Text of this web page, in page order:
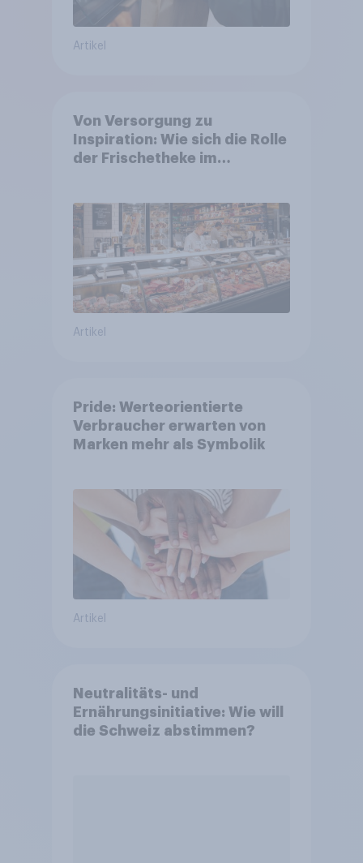
Artikel
Von Versorgung zu
Inspiration: Wie sich die Rolle
der Frischetheke im
Artikel
Pride: Werteorientierte
Verbraucher erwarten von
Marken mehr als Symbolik
Artikel
Neutralitäts- und
Ernährungsinitiative: Wie will
die Schweiz abstimmen?